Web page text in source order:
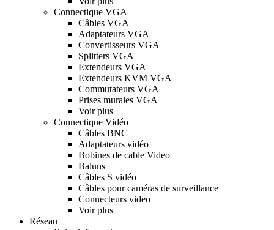
Connectique VGA
Câbles VGA
Adaptateurs VGA
Convertisseurs VGA
Splitters VGA
Extendeurs VGA
Extendeurs KVM VGA
Commutateurs VGA
Prises murales VGA
Voir plus
Connectique Vidéo
Câbles BNC
Adaptateurs vidéo
Bobines de cable Video
Baluns
Câbles S vidéo
Câbles pour caméras de surveillance
Connecteurs video
Voir plus
Réseau